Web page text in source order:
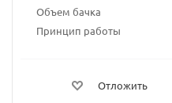
Объем бачка
Принцип работы
Отложить